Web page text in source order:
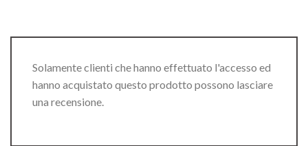
Solamente clienti che hanno effettuato l'accesso ed
hanno acquistato questo prodotto possono lasciare
una recensione.